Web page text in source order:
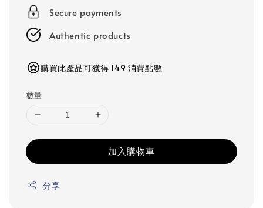
Secure payments
Authentic products
購買此產品可獲得 149 消費點數
數量
加入購物車
分享